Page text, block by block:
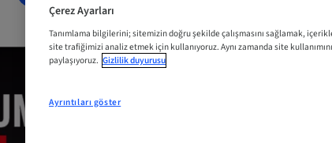
Çerez Ayarları
Tanımlama bilgilerini; sitemizin doğru şekilde çalışmasını sağlamak,
site trafiğimizi analiz etmek için kullanıyoruz. Aynı zamanda site
paylaşıyoruz. Gizlilik duyurusu
Ayrıntıları göster